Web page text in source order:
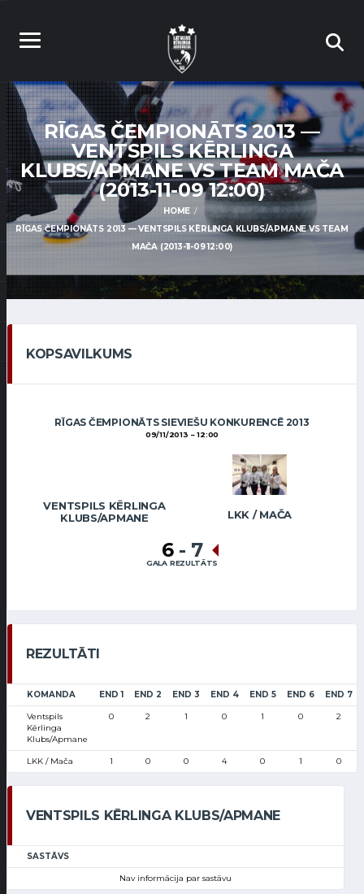
RĪGAS ČEMPIONĀTS 2013 —
VENTSPILS KĒRLINGA
KLUBS/APMANE VS TEAM MAČA
(2013-11-09 12:00)
HOME
RĪGAS ČEMPIONĀTS 2013 — VENTSPILS KĒRLINGA KLUBS/APMANE VS TEAM
MAČA (2013-11-09 12:00)
KOPSAVILKUMS
RĪGAS ČEMPIONĀTS SIEVIEŠU KONKURENCĒ 2013
09/11/2013 12:00
VENTSPILS KĒRLINGA
KLUBS/APMANE
LKK / MAČA
6 - 7
GALA REZULTĀTS
REZULTĀTI
KOMANDA END 1 END 2 END 3 END 4 END 5 END 6 END 7
Ventspils
Kērlinga
Klubs/Apmane
0 2 1 0 1 0 2
LKK / Mača 1 0 0 4 0 1 0
VENTSPILS KĒRLINGA KLUBS/APMANE
SASTĀVS
Nav informācija par sastāvu